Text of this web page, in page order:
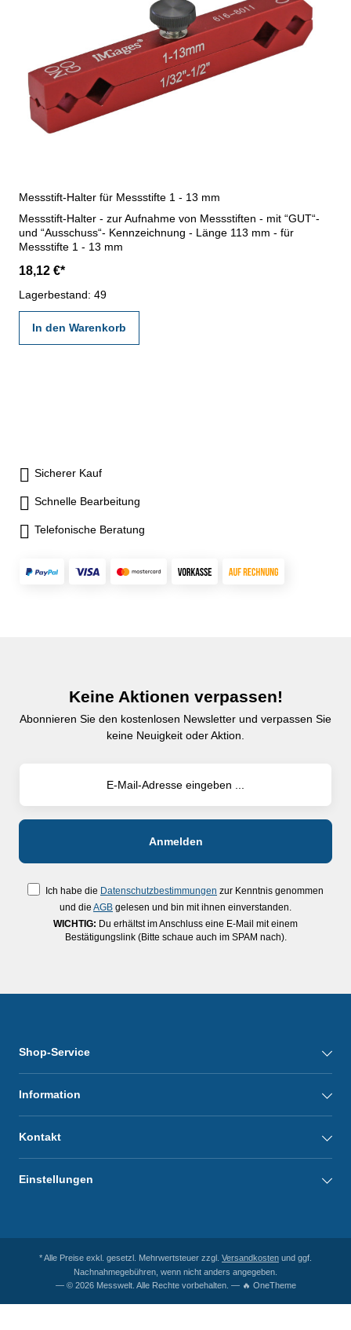
Messstift-Halter für Messstifte 1 - 13 mm
Messstift-Halter - zur Aufnahme von Messstiften - mit “GUT“-
und “Ausschuss“- Kennzeichnung - Länge 113 mm - für
Messstifte 1 - 13 mm
18,12 €*
Lagerbestand: 49
In den Warenkorb
Sicherer Kauf
Schnelle Bearbeitung
Telefonische Beratung
Keine Aktionen verpassen!
Abonnieren Sie den kostenlosen Newsletter und verpassen Sie
keine Neuigkeit oder Aktion.
Ich habe die Datenschutzbestimmungen zur Kenntnis genommen
und die AGB gelesen und bin mit ihnen einverstanden.
WICHTIG: Du erhältst im Anschluss eine E-Mail mit einem
Bestätigungslink (Bitte schaue auch im SPAM nach).
Shop-Service
Information
Kontakt
Einstellungen
* Alle Preise exkl. gesetzl. Mehrwertsteuer zzgl. Versandkosten und ggf.
Nachnahmegebühren, wenn nicht anders angegeben.
— © 2026 Messwelt. Alle Rechte vorbehalten. — 🔥 OneTheme